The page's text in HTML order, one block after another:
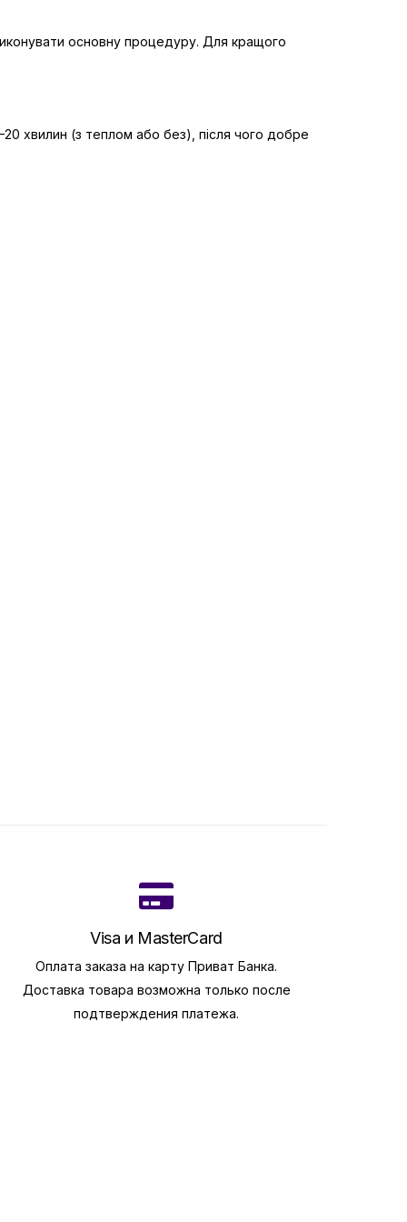
основну процедуру. Для кращого
хвилин (з теплом або без), після чого добре
Visa и MasterCard
Оплата заказа на карту Приват Банка.
Доставка товара возможна только после
подтверждения платежа.